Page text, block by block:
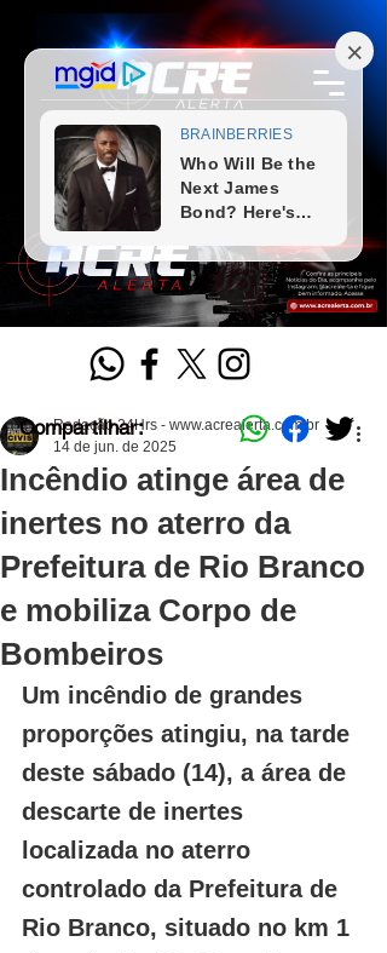
Incêndio atinge área de
inertes no aterro da
Prefeitura de Rio Branco
e mobiliza Corpo de
Bombeiros
Redação 24Hrs - www.acrealerta.com.br
14 de jun. de 2025
Um incêndio de grandes
proporções atingiu, na tarde
deste sábado (14), a área de
descarte de inertes
localizada no aterro
controlado da Prefeitura de
Rio Branco, situado no km 1
Compartilhar: